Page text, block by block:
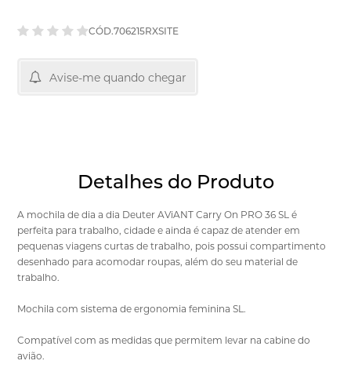
CÓD.706215RXSITE
Avise-me quando chegar
Detalhes do Produto
A mochila de dia a dia Deuter AViANT Carry On PRO 36 SL é
perfeita para trabalho, cidade e ainda é capaz de atender em
pequenas viagens curtas de trabalho, pois possui compartimento
desenhado para acomodar roupas, além do seu material de
trabalho.
Mochila com sistema de ergonomia feminina SL.
Compatível com as medidas que permitem levar na cabine do
avião.